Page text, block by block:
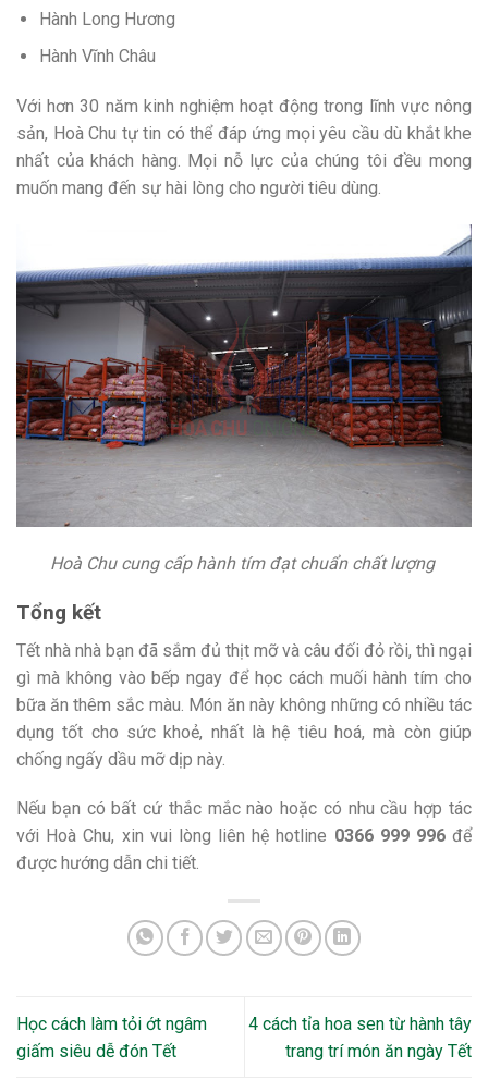
Hành Long Hương
Hành Vĩnh Châu
Với hơn 30 năm kinh nghiệm hoạt động trong lĩnh vực nông
sản, Hoà Chu tự tin có thể đáp ứng mọi yêu cầu dù khắt khe
nhất của khách hàng. Mọi nỗ lực của chúng tôi đều mong
muốn mang đến sự hài lòng cho người tiêu dùng.
Hoà Chu cung cấp hành tím đạt chuẩn chất lượng
Tổng kết
Tết nhà nhà bạn đã sắm đủ thịt mỡ và câu đối đỏ rồi, thì ngại
gì mà không vào bếp ngay để học cách muối hành tím cho
bữa ăn thêm sắc màu. Món ăn này không những có nhiều tác
dụng tốt cho sức khoẻ, nhất là hệ tiêu hoá, mà còn giúp
chống ngấy dầu mỡ dịp này.
Nếu bạn có bất cứ thắc mắc nào hoặc có nhu cầu hợp tác
với Hoà Chu, xin vui lòng liên hệ hotline 0366 999 996 để
được hướng dẫn chi tiết.
Học cách làm tỏi ớt ngâm
giấm siêu dễ đón Tết
4 cách tỉa hoa sen từ hành tây
trang trí món ăn ngày Tết